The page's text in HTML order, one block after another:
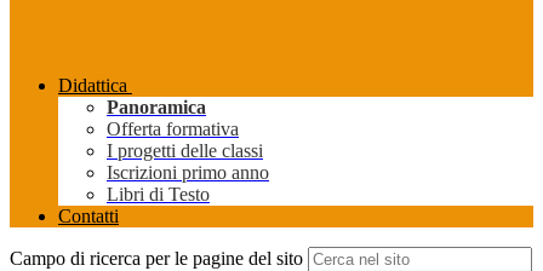
Didattica
Panoramica
Offerta formativa
I progetti delle classi
Iscrizioni primo anno
Libri di Testo
Contatti
Campo di ricerca per le pagine del sito